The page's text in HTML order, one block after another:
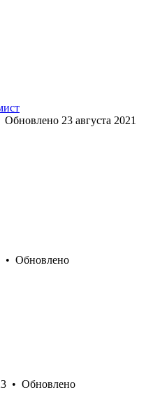
Обновлено 23 августа 2021
• Обновлено
• Обновлено